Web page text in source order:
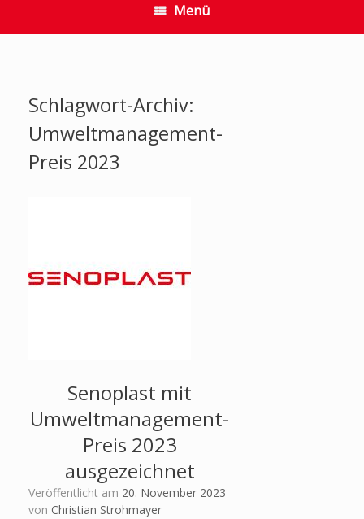
Menü
Schlagwort-Archiv:
Umweltmanagement-
Preis 2023
Senoplast mit
Umweltmanagement-
Preis 2023
ausgezeichnet
Veröffentlicht am 20. November 2023
von Christian Strohmayer